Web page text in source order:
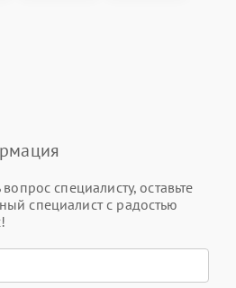
специалисту, оставьте
специалист с радостью